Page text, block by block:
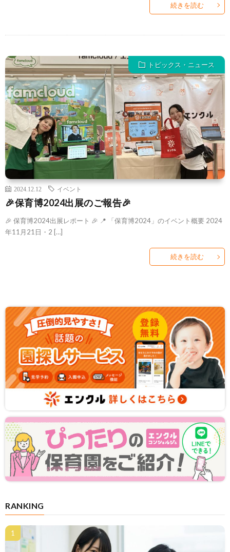
続きを読む
トピックス・ニュース
2024.12.12 イベント
🎉保育博2024出展のご報告🎉
🎉 保育博2024出展レポート 🎉 📍 「保育博2024」のイベント概要 2024
年11月21日・2 […]
続きを読む
RANKING